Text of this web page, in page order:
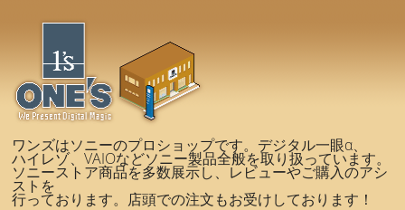
ワンズはソニーのプロショップです。デジタル一眼α、
ハイレゾ、VAIOなどソニー製品全般を取り扱っています。
ソニーストア商品を多数展示し、レビューやご購入のアシ
ストを
行っております。店頭での注文もお受けしております！